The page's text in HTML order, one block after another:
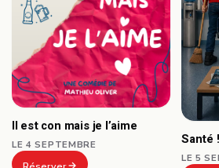
Il est con mais je l’aime
LE 4 SEPTEMBRE Santé !
LE 5